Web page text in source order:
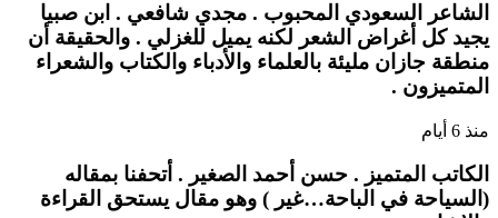
الشاعر السعودي المحبوب . مجدي شافعي . ابن صبيا
يجيد كل أغراض الشعر لكنه يميل للغزلي . والحقيقة أن
منطقة جازان مليئة بالعلماء والأدباء والكتاب والشعراء
المتميزون .
منذ 6 أيام
الكاتب المتميز . حسن أحمد الصغير . أتحفنا بمقاله
(السياحة في الباحة…غير ) وهو مقال يستحق القراءة